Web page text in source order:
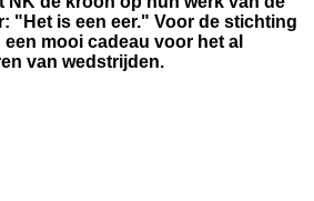
"Het is een eer." Voor de stichting
mooi cadeau voor het al
van wedstrijden.